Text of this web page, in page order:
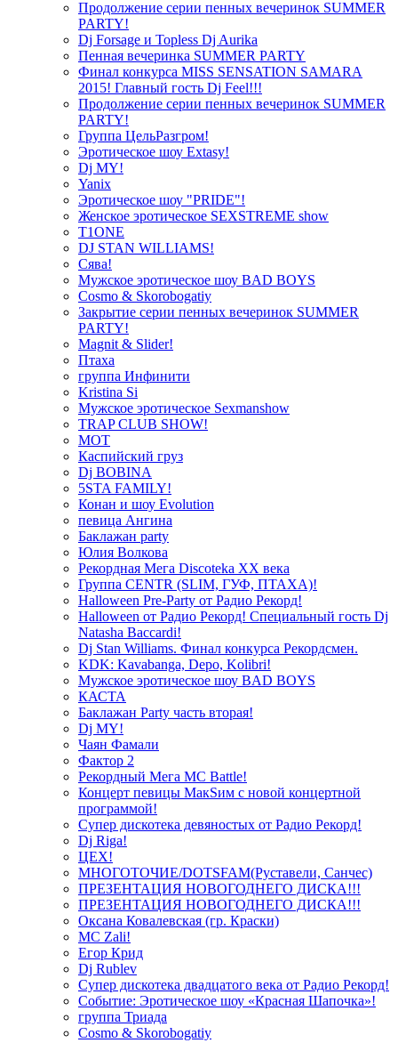
Продолжение серии пенных вечеринок SUMMER
PARTY!
Dj Forsage и Topless Dj Aurika
Пенная вечеринка SUMMER PARTY
Финал конкурса MISS SENSATION SAMARA
2015! Главный гость Dj Feel!!!
Продолжение серии пенных вечеринок SUMMER
PARTY!
Группа ЦельРазгром!
Эротическое шоу Extasy!
Dj MY!
Yanix
Эротическое шоу "PRIDE"!
Женское эротическое SEXSTREME show
T1ONE
DJ STAN WILLIAMS!
Сява!
Мужское эротическое шоу BAD BOYS
Cosmo & Skorobogatiy
Закрытие серии пенных вечеринок SUMMER
PARTY!
Magnit & Slider!
Птаха
группа Инфинити
Kristina Si
Мужское эротическое Sexmanshow
TRAP CLUB SHOW!
МОТ
Каспийский груз
Dj BOBINA
5STA FAMILY!
Конан и шоу Evolution
певица Ангина
Баклажан party
Юлия Волкова
Рекордная Мега Discoteka XX века
Группа CENTR (SLIM, ГУФ, ПТАХА)!
Halloween Pre-Party от Радио Рекорд!
Halloween от Радио Рекорд! Специальный гость Dj
Natasha Baccardi!
Dj Stan Williams. Финал конкурса Рекордсмен.
KDK: Kavabanga, Depo, Kolibri!
Мужское эротическое шоу BAD BOYS
КАСТА
Баклажан Party часть вторая!
Dj MY!
Чаян Фамали
Фактор 2
Рекордный Мега МС Battle!
Концерт певицы МакSим с новой концертной
программой!
Супер дискотека девяностых от Радио Рекорд!
Dj Riga!
ЦЕХ!
МНОГОТОЧИЕ/DOTSFAM(Руставели, Санчес)
ПРЕЗЕНТАЦИЯ НОВОГОДНЕГО ДИСКА!!!
ПРЕЗЕНТАЦИЯ НОВОГОДНЕГО ДИСКА!!!
Оксана Ковалевская (гр. Краски)
MC Zali!
Егор Крид
Dj Rublev
Супер дискотека двадцатого века от Радио Рекорд!
Событие: Эротическое шоу «Красная Шапочка»!
группа Триада
Cosmo & Skorobogatiy